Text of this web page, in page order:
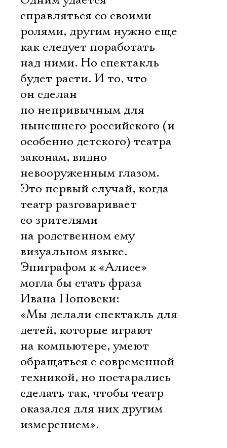
справляться со своими
ролями, другим нужно еще
как следует поработать
над ними. Но спектакль
будет расти. И то, что
он сделан
по непривычным для
нынешнего российского (и
особенно детского) театра
законам, видно
невооруженным глазом.
Это первый случай, когда
театр разговаривает
со зрителями
на родственном ему
визуальном языке.
Эпиграфом к «Алисе»
могла бы стать фраза
Ивана Поповски:
«Мы делали спектакль для
детей, которые играют
на компьютере, умеют
обращаться с современной
техникой, но постарались
сделать так, чтобы театр
оказался для них другим
измерением».